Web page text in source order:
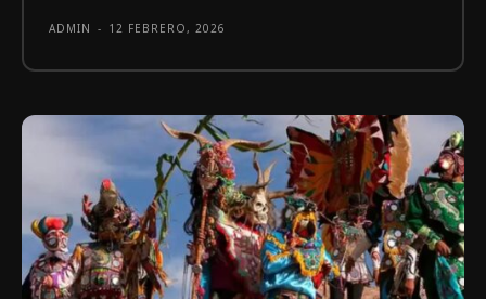
ADMIN - 12 FEBRERO, 2026